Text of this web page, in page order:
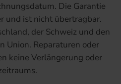
Die Garantie
und ist nicht übertragbar.
der Schweiz und den
Union. Reparaturen oder
keine Verlängerung oder